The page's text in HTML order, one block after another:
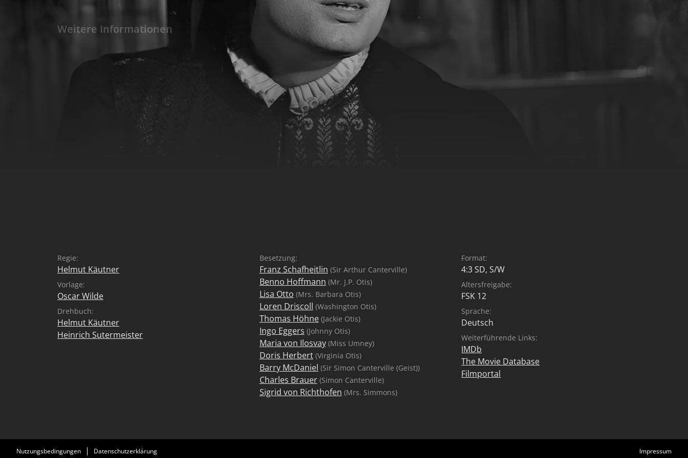
Irrfahrt von der hübschen jungen Virginia erlöst ...
Weitere Informationen
Regie:
Helmut Käutner
Vorlage:
Oscar Wilde
Drehbuch:
Helmut Käutner
Heinrich Sutermeister
Besetzung:
Franz Schafheitlin (Sir Arthur Canterville)
Benno Hoffmann (Mr. J.P. Otis)
Lisa Otto (Mrs. Barbara Otis)
Loren Driscoll (Washington Otis)
Thomas Höhne(Jackie Otis)
Ingo Eggers (Johnny Otis)
Maria von Ilosvay(Miss Umney)
Doris Herbert(Virginia Otis)
Barry McDaniel (Sir Simon Canterville (Geist))
Charles Brauer(Simon Canterville)
Sigrid von Richthofen (Mrs. Simmons)
Format:
4:3 SD, S/W
Altersfreigabe:
FSK 12
Sprache:
Deutsch
Weiterführende Links:
IMDb
The Movie Database
Filmportal
Nutzungsbedingungen Datenschutzerklärung Impressum